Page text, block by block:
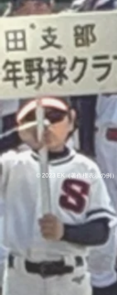
© 2023 EK（著作権表示の例）